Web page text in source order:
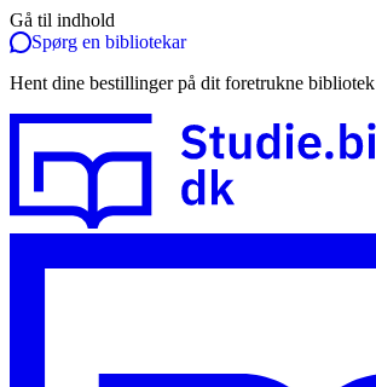
Gå til indhold
Spørg en bibliotekar
Hent dine bestillinger på dit foretrukne bibliotek